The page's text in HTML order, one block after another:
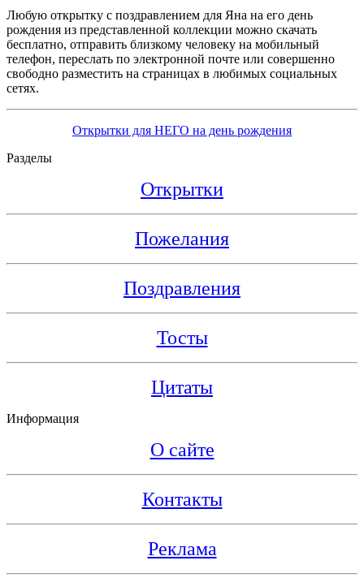
Любую открытку с поздравлением для Яна на его день
рождения из представленной коллекции можно скачать
бесплатно, отправить близкому человеку на мобильный
телефон, переслать по электронной почте или совершенно
свободно разместить на страницах в любимых социальных
сетях.
Открытки для НЕГО на день рождения
Разделы
Открытки
Пожелания
Поздравления
Тосты
Цитаты
Информация
О сайте
Контакты
Реклама